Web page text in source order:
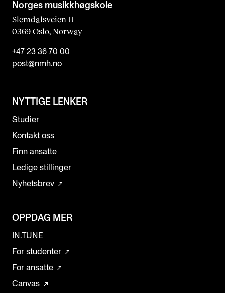
Norges musikk­høgskole
Slemdalsveien 11
0369 Oslo, Norway
+47 23 36 70 00
post@nmh.no
NYTTIGE LENKER
Studier
Kontakt oss
Finn ansatte
Ledige stillinger
Nyhetsbrev
OPPDAG MER
IN.TUNE
For studenter
For ansatte
Canvas